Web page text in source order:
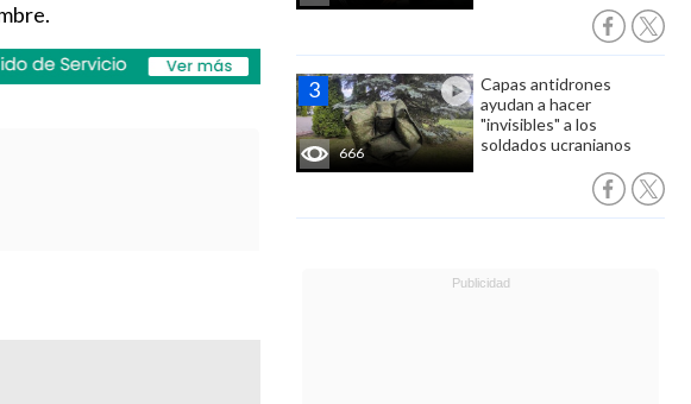
666
Capas antidrones
ayudan a hacer
"invisibles" a los
soldados ucranianos